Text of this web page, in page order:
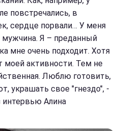
повстречались, в
сердце порвали… У меня
Я – преданный
мне очень подходит. Хотя
моей активности. Тем не
Люблю готовить,
украшать свое "гнездо", -
интервью Алина